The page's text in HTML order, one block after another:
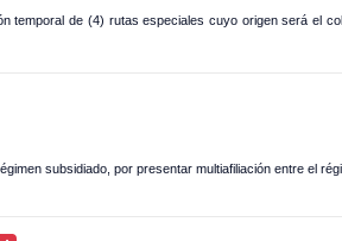
temporal de (4) rutas especiales cuyo origen será el
subsidiado, por presentar multiafiliación entre el